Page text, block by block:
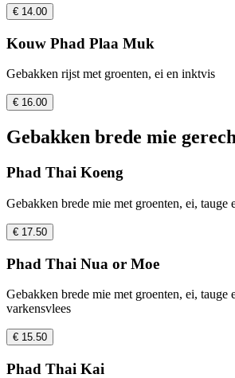
€ 14.00
Kouw Phad Plaa Muk
Gebakken rijst met groenten, ei en inktvis
€ 16.00
Gebakken brede mie
Phad Thai Koeng
Gebakken brede mie met groenten, ei, tauge
€ 17.50
Phad Thai Nua or Moe
Gebakken brede mie met groenten, ei, tauge
varkensvlees
€ 15.50
Phad Thai Kai